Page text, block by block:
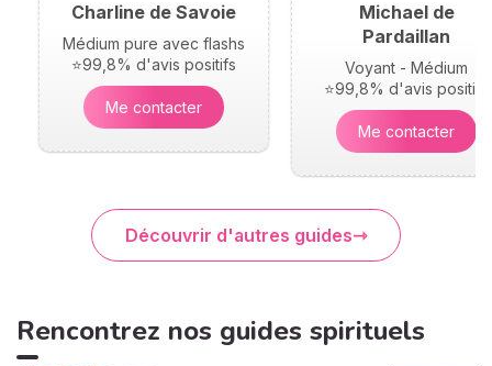
Charline de Savoie
Médium pure avec flashs
⭐99,8% d'avis positifs
Me contacter
Michael de
Pardaillan
Voyant - Médium
⭐99,8% d'avis positifs
Me contacter
Découvrir d'autres guides
Rencontrez nos guides spirituels